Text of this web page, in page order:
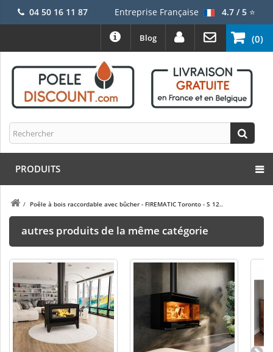
04 50 16 11 87 Entreprise Française 4.7 / 5⭐
(0)
Blog
PRODUITS
/ Poêle à bois raccordable avec bûcher - FIREMATIC Toronto - S 12..
autres produits de la même catégorie